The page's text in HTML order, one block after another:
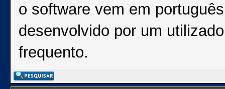
o software vem em
desenvolvido por um
frequento.